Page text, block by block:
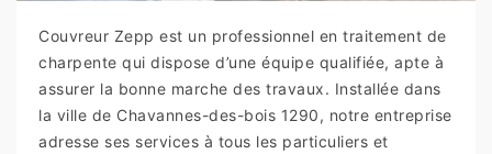
Couvreur Zepp est un professionnel en traitement de
charpente qui dispose d’une équipe qualifiée, apte à
assurer la bonne marche des travaux. Installée dans
la ville de Chavannes-des-bois 1290, notre entreprise
adresse ses services à tous les particuliers et